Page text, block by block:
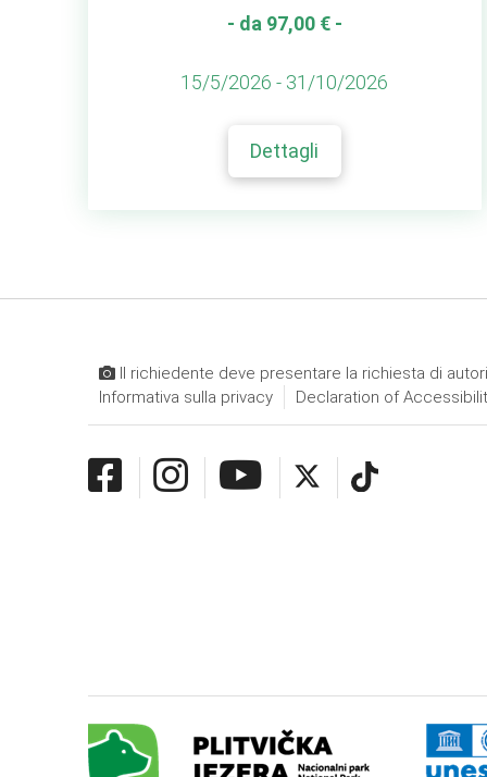
- da 97,00 € -
15/5/2026 - 31/10/2026
Dettagli
Il richiedente deve presentare la richiesta di
Informativa sulla privacy
Declaration of